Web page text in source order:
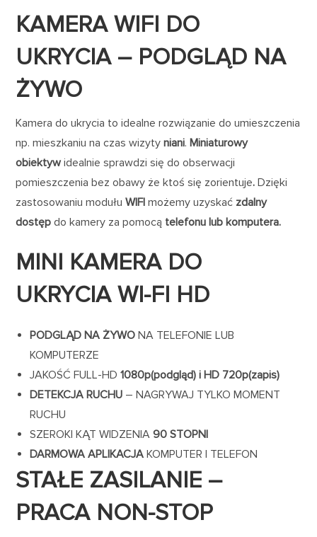
KAMERA WIFI DO
UKRYCIA – PODGLĄD NA
ŻYWO
Kamera do ukrycia to idealne rozwiązanie do umieszczenia
np. mieszkaniu na czas wizytyniani.Miniaturowy
obiektywidealnie sprawdzi się do obserwacji
pomieszczenia bez obawy że ktoś się zorientuje.Dzięki
zastosowaniu modułu WIFImożemy uzyskać zdalny
dostępdo kamery za pomocą telefonu lub komputera.
MINI KAMERA DO
UKRYCIA WI-FI HD
PODGLĄD NA ŻYWO NA TELEFONIE LUB
KOMPUTERZE
JAKOŚĆ FULL-HD1080p(podgląd) i HD 720p(zapis)
DETEKCJA RUCHU – NAGRYWAJ TYLKO MOMENT
RUCHU
SZEROKI KĄT WIDZENIA 90 STOPNI
DARMOWA APLIKACJA KOMPUTER I TELEFON
STAŁE ZASILANIE –
PRACA NON-STOP